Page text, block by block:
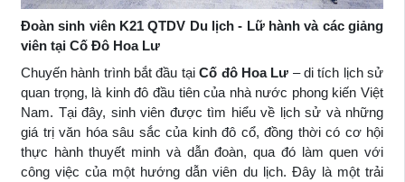
Đoàn sinh viên K21 QTDV Du lịch - Lữ hành và các giảng
viên tại Cố Đô Hoa Lư
Chuyến hành trình bắt đầu tạiCố đô Hoa Lư – di tích lịch sử
quan trọng, là kinh đô đầu tiên của nhà nước phong kiến Việt
Nam. Tại đây, sinh viên được tìm hiểu về lịch sử và những
giá trị văn hóa sâu sắc của kinh đô cổ, đồng thời có cơ hội
thực hành thuyết minh và dẫn đoàn, qua đó làm quen với
công việc của một hướng dẫn viên du lịch. Đây là một trải